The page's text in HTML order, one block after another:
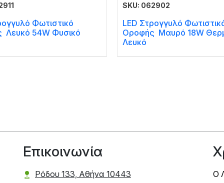
Φωτιστικό
Λευκό 54W Φυσικό
SKU: 062902
LED Στρογγυλό
Οροφής Μαυρό 18W
Λευκό
Επικοινωνία
Ρόδου 133, Αθήνα 10443
Ο